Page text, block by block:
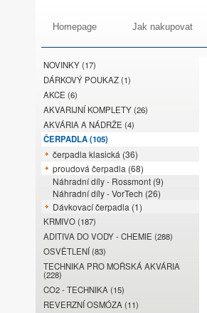
Homepage Jak nakupovat
NOVINKY (17)
DÁRKOVÝ POUKAZ (1)
AKCE (6)
AKVARIJNÍ KOMPLETY (26)
AKVÁRIA A NÁDRŽE (4)
ČERPADLA (105)
čerpadla klasická (36)
proudová čerpadla (68)
Náhradní díly - Rossmont (9)
Náhradní díly - VorTech (26)
Dávkovací čerpadla (1)
KRMIVO (187)
ADITIVA DO VODY - CHEMIE (288)
OSVĚTLENÍ (83)
TECHNIKA PRO MOŘSKÁ AKVÁRIA
(228)
CO2 - TECHNIKA (15)
REVERZNÍ OSMÓZA (11)